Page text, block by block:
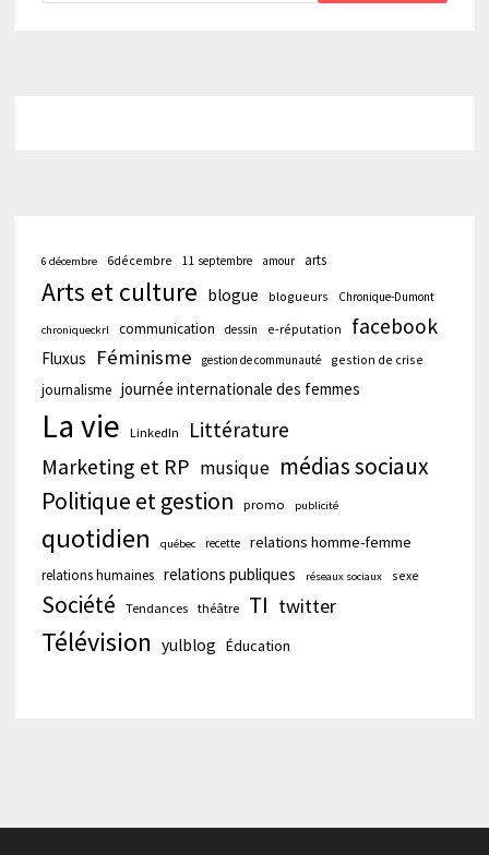
6 décembre 6décembre 11 septembre amour arts
Arts et culture blogue blogueurs Chronique-Dumont
chroniqueckrl communication dessin e-réputation facebook
Fluxus Féminisme gestion de communauté gestion de crise
journalisme journée internationale des femmes
La vie LinkedIn Littérature
Marketing et RP musique médias sociaux
Politique et gestion
promo publicité
quotidien québec recette relations homme-femme
relations humaines relations publiques réseaux sociaux sexe
Société Tendances théâtre TI twitter
Télévision yulblog Éducation